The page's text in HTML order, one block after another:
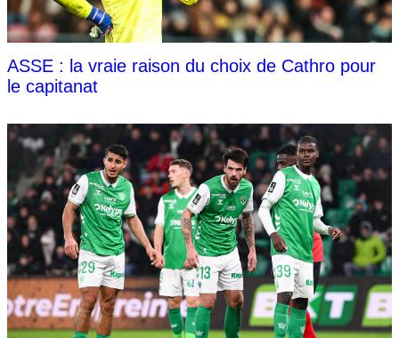
ASSE : la vraie raison du choix de Cathro pour
le capitanat